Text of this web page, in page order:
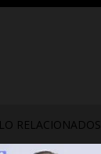
RELACIONADOS